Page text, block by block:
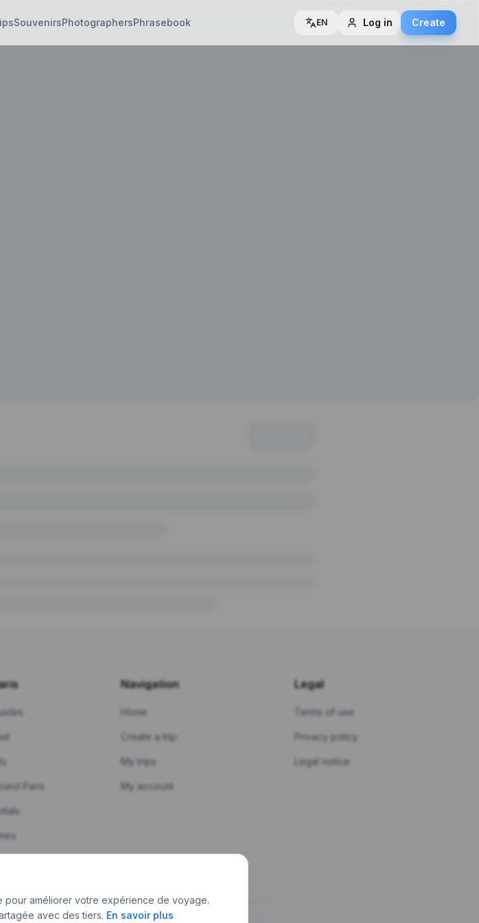
SouvenirsPhotographersPhrasebook EN Log in Create
Paris
Navigation
Home
Create a trip
My trips
My account
Legal
Terms of use
Privacy policy
Legal notice
pour améliorer votre expérience de voyage.
avec des tiers. En savoir plus